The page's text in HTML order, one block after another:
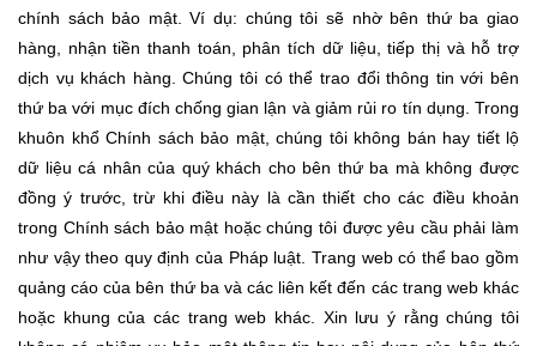
chính sách bảo mật. Ví dụ: chúng tôi sẽ nhờ bên thứ ba giao
hàng, nhận tiền thanh toán, phân tích dữ liệu, tiếp thị và hỗ trợ
dịch vụ khách hàng. Chúng tôi có thể trao đổi thông tin với bên
thứ ba với mục đích chống gian lận và giảm rủi ro tín dụng. Trong
khuôn khổ Chính sách bảo mật, chúng tôi không bán hay tiết lộ
dữ liệu cá nhân của quý khách cho bên thứ ba mà không được
đồng ý trước, trừ khi điều này là cần thiết cho các điều khoản
trong Chính sách bảo mật hoặc chúng tôi được yêu cầu phải làm
như vậy theo quy định của Pháp luật. Trang web có thể bao gồm
quảng cáo của bên thứ ba và các liên kết đến các trang web khác
hoặc khung của các trang web khác. Xin lưu ý rằng chúng tôi